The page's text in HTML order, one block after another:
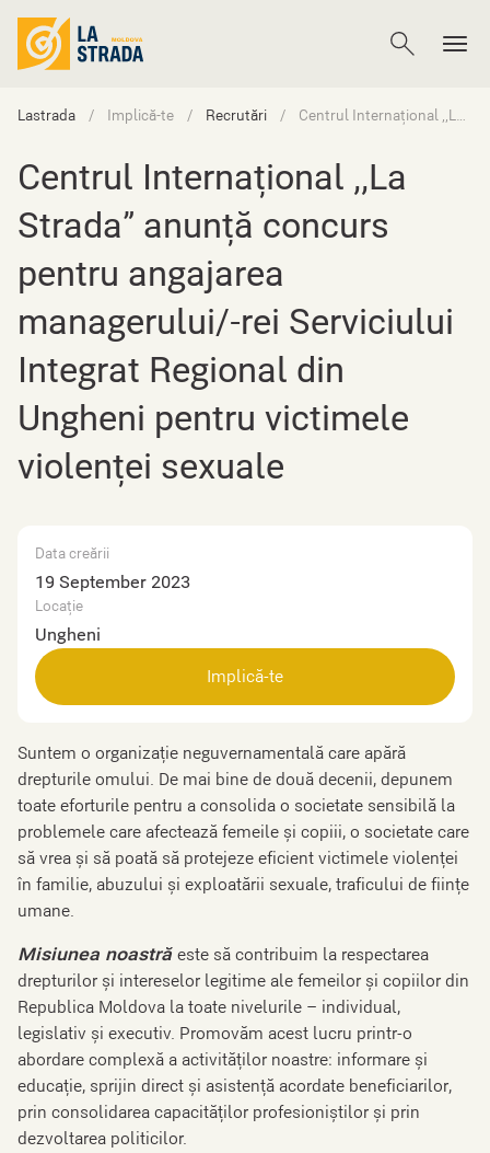
Lastrada Implică-te Recrutări Centrul Internațional ,,La Strada” anunță concurs pentru angajarea managerului/-rei Serviciului Integrat Regional din Ungheni pentru victimele violenței sexuale
Centrul Internațional ,,La
Strada” anunță concurs
pentru angajarea
managerului/-rei Serviciului
Integrat Regional din
Ungheni pentru victimele
violenței sexuale
Data creării
19 September 2023
Locație
Ungheni
Implică-te
Suntem o organizație neguvernamentală care apără
drepturile omului. De mai bine de două decenii, depunem
toate eforturile pentru a consolida o societate sensibilă la
problemele care afectează femeile şi copiii, o societate care
să vrea și să poată să protejeze eficient victimele violenței
în familie, abuzului și exploatării sexuale, traficului de ființe
umane.
Misiunea noastrăeste să contribuim la respectarea
drepturilor şi intereselor legitime ale femeilor şi copiilor din
Republica Moldova la toate nivelurile – individual,
legislativ şi executiv. Promovăm acest lucru printr-o
abordare complexă a activităților noastre: informare şi
educație, sprijin direct şi asistență acordate beneficiarilor,
prin consolidarea capacităților profesioniștilor şi prin
dezvoltarea politicilor.